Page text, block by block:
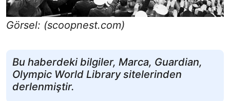
Görsel: (scoopnest.com)
Bu haberdeki bilgiler, Marca, Guardian,
Olympic World Library sitelerinden
derlenmiştir.